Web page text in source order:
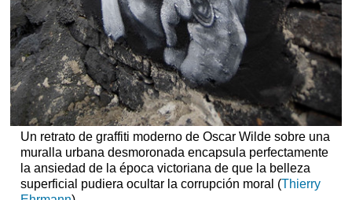
Un retrato de graffiti moderno de Oscar Wilde sobre una
muralla urbana desmoronada encapsula perfectamente
la ansiedad de la época victoriana de que la belleza
superficial pudiera ocultar la corrupción moral (Thierry